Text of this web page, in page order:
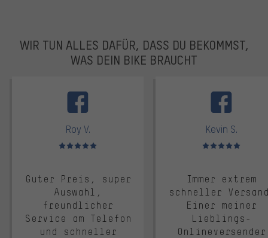
WIR TUN ALLES DAFÜR, DASS DU BEKOMMST,
WAS DEIN BIKE BRAUCHT
Roy V.
Bewertungen: 5 von 5
Guter Preis, super
Auswahl,
freundlicher
Service am Telefon
und schneller
Kevin S.
Bewertungen: 5 von 5
Immer extrem
schneller
Einer meiner
Lieblings-
Onlineversender